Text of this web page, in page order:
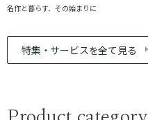
名作と暮らす、その始まりに
特集・サービスを全て見る